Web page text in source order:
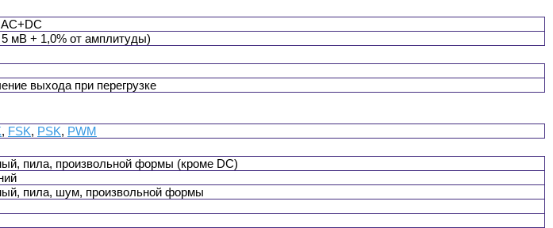
мВ + 1,0% от амплитуды)
выхода при перегрузке
, FSK, PSK, PWM
пила, произвольной формы (кроме DC)
пила, шум, произвольной формы